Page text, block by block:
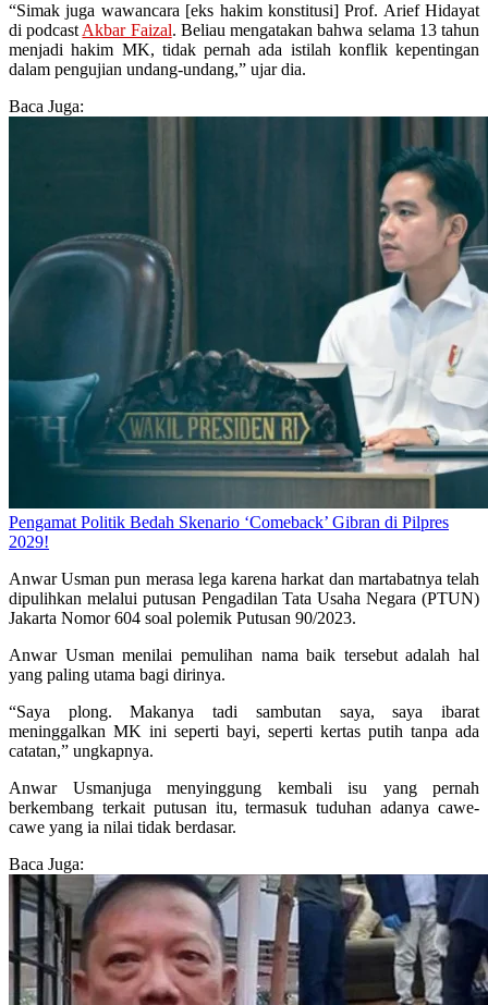
“Simak juga wawancara [eks hakim konstitusi] Prof. Arief Hidayat
di podcast Akbar Faizal. Beliau mengatakan bahwa selama 13 tahun
menjadi hakim MK, tidak pernah ada istilah konflik kepentingan
dalam pengujian undang-undang,” ujar dia.
Baca Juga:
Pengamat Politik Bedah Skenario ‘Comeback’ Gibran di Pilpres
2029!
Anwar Usman pun merasa lega karena harkat dan martabatnya telah
dipulihkan melalui putusan Pengadilan Tata Usaha Negara (PTUN)
Jakarta Nomor 604 soal polemik Putusan 90/2023.
Anwar Usman menilai pemulihan nama baik tersebut adalah hal
yang paling utama bagi dirinya.
“Saya plong. Makanya tadi sambutan saya, saya ibarat
meninggalkan MK ini seperti bayi, seperti kertas putih tanpa ada
catatan,” ungkapnya.
Anwar Usmanjuga menyinggung kembali isu yang pernah
berkembang terkait putusan itu, termasuk tuduhan adanya cawe-
cawe yang ia nilai tidak berdasar.
Baca Juga: